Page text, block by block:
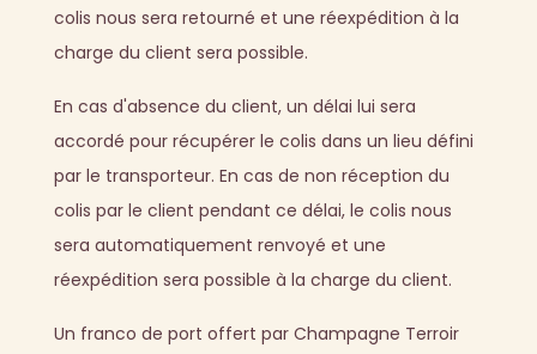
colis nous sera retourné et une réexpédition à la
charge du client sera possible.
En cas d'absence du client, un délai lui sera
accordé pour récupérer le colis dans un lieu défini
par le transporteur. En cas de non réception du
colis par le client pendant ce délai, le colis nous
sera automatiquement renvoyé et une
réexpédition sera possible à la charge du client.
Un franco de port offert par Champagne Terroir